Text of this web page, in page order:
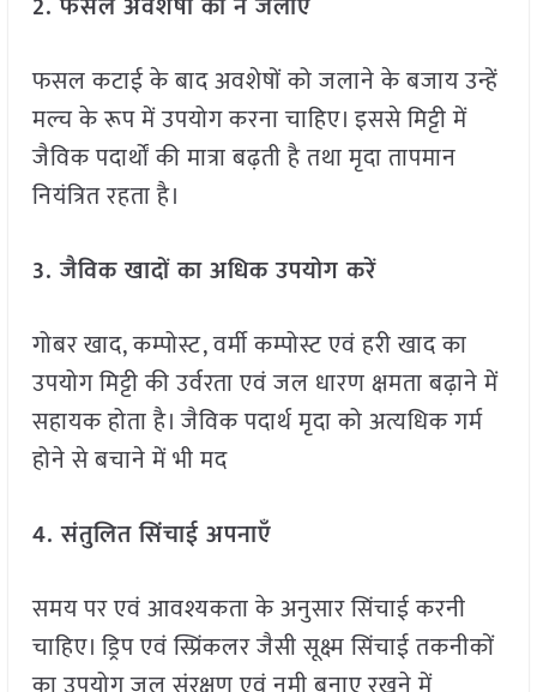
फसल कटाई के बाद अवशेषों को जलाने के बजाय उन्हें
मल्च के रूप में उपयोग करना चाहिए। इससे मिट्टी में
जैविक पदार्थों की मात्रा बढ़ती है तथा मृदा तापमान
नियंत्रित रहता है।
3. जैविक खादों का अधिक उपयोग करें
गोबर खाद, कम्पोस्ट, वर्मी कम्पोस्ट एवं हरी खाद का
उपयोग मिट्टी की उर्वरता एवं जल धारण क्षमता बढ़ाने में
सहायक होता है। जैविक पदार्थ मृदा को अत्यधिक गर्म
होने से बचाने में भी मद
4. संतुलित सिंचाई अपनाएँ
समय पर एवं आवश्यकता के अनुसार सिंचाई करनी
चाहिए। ड्रिप एवं स्प्रिंकलर जैसी सूक्ष्म सिंचाई तकनीकों